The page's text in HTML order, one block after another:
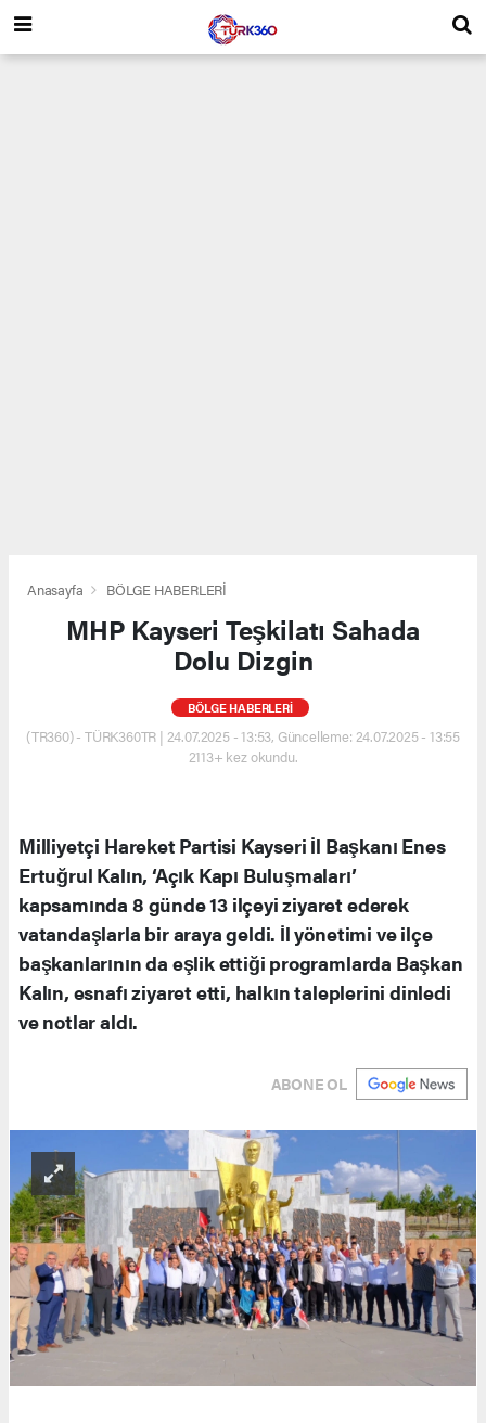
Anasayfa BÖLGE HABERLERİ
MHP Kayseri Teşkilatı Sahada
Dolu Dizgin
BÖLGE HABERLERİ
(TR360) - TÜRK360TR | 24.07.2025 - 13:53, Güncelleme: 24.07.2025 - 13:55
2113+ kez okundu.
Milliyetçi Hareket Partisi Kayseri İl Başkanı Enes
Ertuğrul Kalın, ‘Açık Kapı Buluşmaları’
kapsamında 8 günde 13 ilçeyi ziyaret ederek
vatandaşlarla bir araya geldi. İl yönetimi ve ilçe
başkanlarının da eşlik ettiği programlarda Başkan
Kalın, esnafı ziyaret etti, halkın taleplerini dinledi
ve notlar aldı.
ABONE OL